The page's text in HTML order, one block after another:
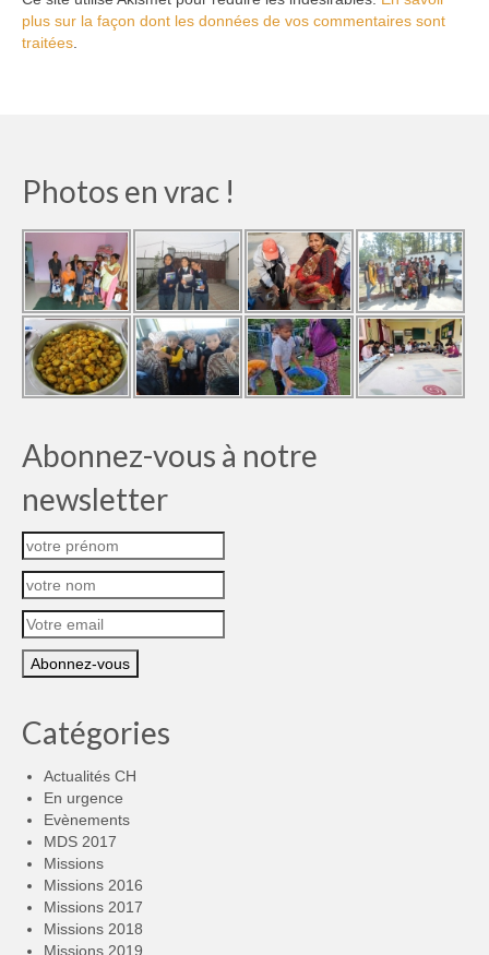
plus sur la façon dont les données de vos commentaires sont
traitées
Photos en vrac !
Abonnez-vous à notre
newsletter
Catégories
Actualités CH
En urgence
Evènements
MDS 2017
Missions
Missions 2016
Missions 2017
Missions 2018
Missions 2019